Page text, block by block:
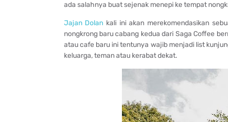
ada salahnya buat sejenak menepi ke tempat
Jajan Dolan kali ini akan merekomendasikan
nongkrong baru cabang kedua dari Saga Coffee
atau cafe baru ini tentunya wajib menjadi list
keluarga, teman atau kerabat dekat.